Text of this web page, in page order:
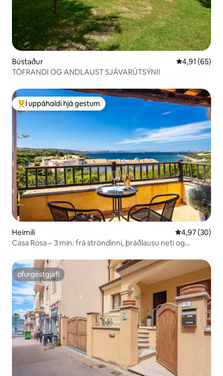
Bústaður 4,91 af 5 í
4,91 (65)
TÖFRANDI OG ANDLAUST SJÁVARÚTSÝNI!
Í mestu uppáhaldi hjá gestum
Í uppáhaldi hjá gestum
Heimili 4,97 af 5 í
4,97 (30)
Casa Rosa – 3 mín. frá ströndinni, þráðlausu neti og
ofurgestgjafi
ofurgestgjafi